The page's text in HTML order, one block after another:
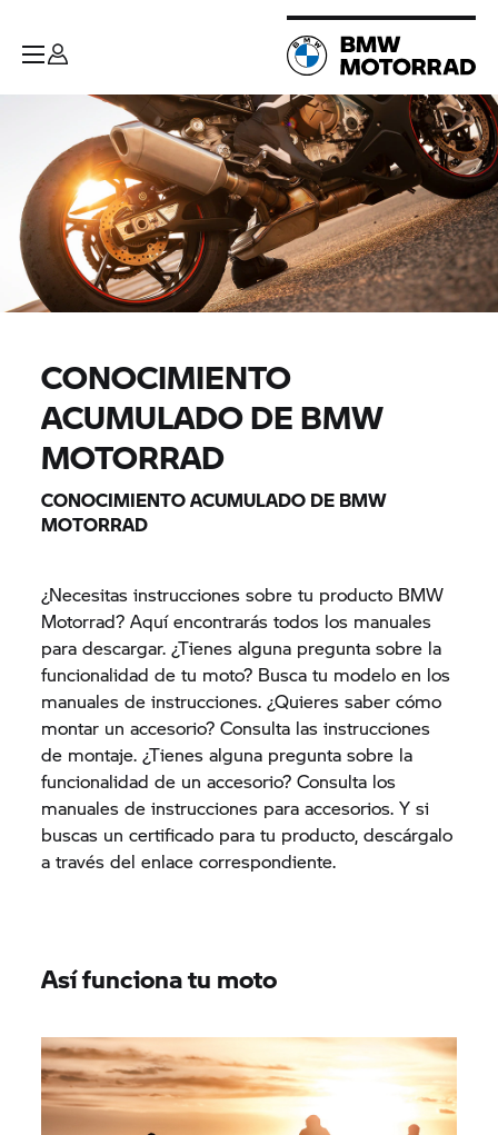
CONOCIMIENTO
ACUMULADO DE BMW
MOTORRAD
CONOCIMIENTO ACUMULADO DE BMW
MOTORRAD
¿Necesitas instrucciones sobre tu producto BMW
Motorrad? Aquí encontrarás todos los manuales
para descargar. ¿Tienes alguna pregunta sobre la
funcionalidad de tu moto? Busca tu modelo en los
manuales de instrucciones. ¿Quieres saber cómo
montar un accesorio? Consulta las instrucciones
de montaje. ¿Tienes alguna pregunta sobre la
funcionalidad de un accesorio? Consulta los
manuales de instrucciones para accesorios. Y si
buscas un certificado para tu producto, descárgalo
a través del enlace correspondiente.
Así funciona tu moto